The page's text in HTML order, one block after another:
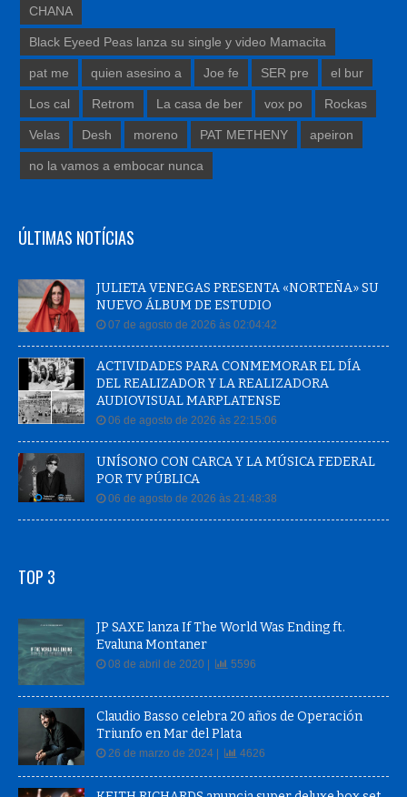
CHANA
Black Eyeed Peas lanza su single y video Mamacita
pat me quien asesino a Joe fe SER pre el bur
Los cal Retrom La casa de ber vox po Rockas
Velas Desh moreno PAT METHENY apeiron
no la vamos a embocar nunca
ÚLTIMAS NOTÍCIAS
JULIETA VENEGAS PRESENTA «NORTEÑA» SU
NUEVO ÁLBUM DE ESTUDIO
07 de agosto de 2026 às 02:04:42
ACTIVIDADES PARA CONMEMORAR EL DÍA
DEL REALIZADOR Y LA REALIZADORA
AUDIOVISUAL MARPLATENSE
06 de agosto de 2026 às 22:15:06
UNÍSONO CON CARCA Y LA MÚSICA FEDERAL
POR TV PÚBLICA
06 de agosto de 2026 às 21:48:38
TOP 3
JP SAXE lanza If The World Was Ending ft.
Evaluna Montaner
08 de abril de 2020 | 5596
Claudio Basso celebra 20 años de Operación
Triunfo en Mar del Plata
26 de marzo de 2024 | 4626